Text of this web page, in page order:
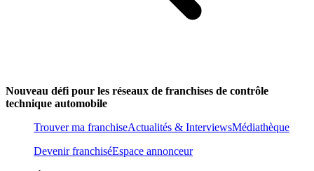
Nouveau défi pour les réseaux de franchises de contrôle
technique automobile
Trouver ma franchiseActualités & InterviewsMédiathèque
Devenir franchiséEspace annonceur